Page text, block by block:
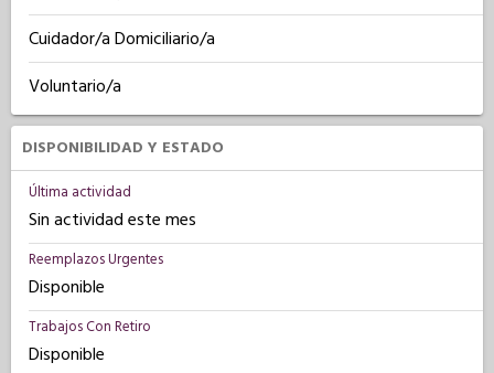
Cuidador/a Domiciliario/a
Voluntario/a
DISPONIBILIDAD Y ESTADO
Última actividad
Sin actividad este mes
Reemplazos Urgentes
Disponible
Trabajos Con Retiro
Disponible